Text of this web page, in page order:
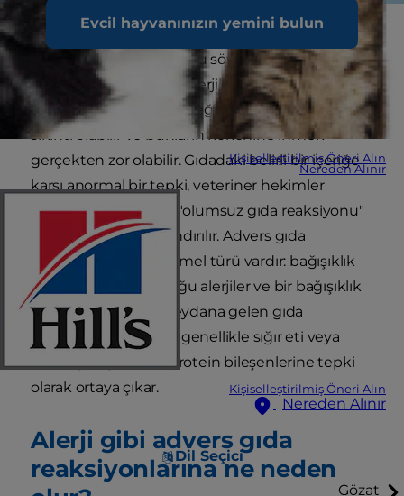
Evcil hayvanınızın yemini bulun
Kişiselleştirilmiş Öneri Alın
Nereden Alınır
Kişiselleştirilmiş Öneri Alın
Nereden Alınır
Dil Seçici
Gözat
Alerjiler kimse için eğlenceli değildir; özellikle de
size ne sorunu olduğunu söyleyemeyen
köpekleriniz için. Gıda alerjileri ve gıda
intoleransları, siz ve köpeğiniz için gerçek bir
sıkıntı olabilir ve bunların kökenine inmek
gerçekten zor olabilir. Gıdadaki belirli bir içeriğe
karşı anormal bir tepki, veteriner hekimler
tarafından genellikle "olumsuz gıda reaksiyonu"
veya AFR olarak adlandırılır. Advers gıda
reaksiyonlarının iki temel türü vardır: bağışıklık
sisteminin dahil olduğu alerjiler ve bir bağışıklık
elemanı olmadan meydana gelen gıda
intoleransları. Alerjiler genellikle sığır eti veya
tavuk gibi gıdaların protein bileşenlerine tepki
olarak ortaya çıkar.
Alerji gibi advers gıda
reaksiyonlarına ne neden